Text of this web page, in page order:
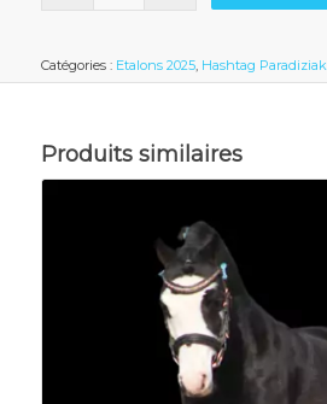
Catégories : Etalons 2025, Hashtag Paradiziak
Produits similaires